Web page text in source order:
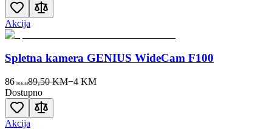
Akcija
Spletna kamera GENIUS WideCam F100
86 00KM89,50 KM−4KM
Dostupno
Akcija